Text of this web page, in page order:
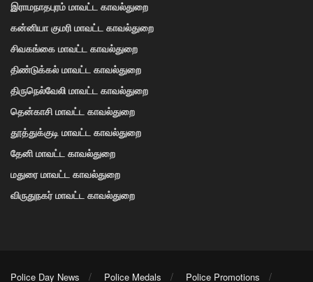
இராமநாதபுரம் மாவட்ட காவல்துறை
கன்னியா குமரி மாவட்ட காவல்துறை
சிவகங்கை மாவட்ட காவல்துறை
திண்டுக்கல் மாவட்ட காவல்துறை
திருநெல்வேலி மாவட்ட காவல்துறை
தென்காசி மாவட்ட காவல்துறை
தூத்துக்குடி மாவட்ட காவல்துறை
தேனி மாவட்ட காவல்துறை
மதுரை மாவட்ட காவல்துறை
விருதுநகர் மாவட்ட காவல்துறை
Police Day News Police Medals Police Promotions